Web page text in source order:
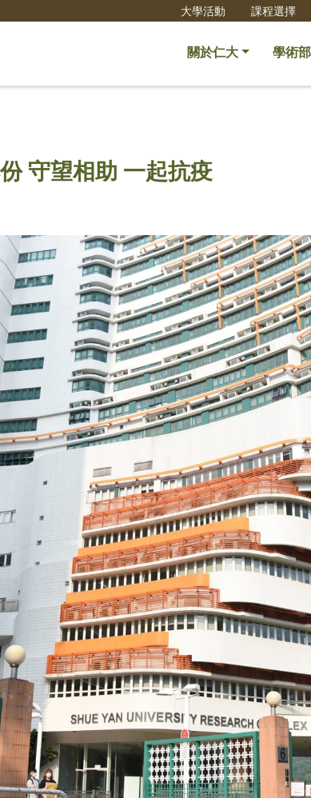
大學活動 課程選擇
關於仁大 學術
守望相助 一起抗疫